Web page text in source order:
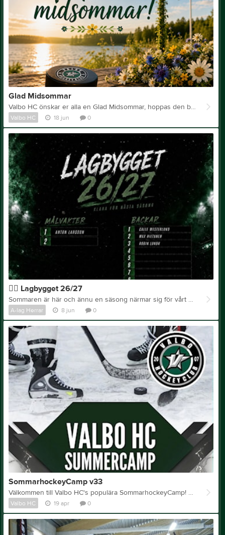
Glad Midsommar
Valbo HC önskar er alla en Glad Midsommar, hoppas den blir fylld av fint väder, skönsång och god mat. Sommarens månadsbrev har gått ut via mejl till samtliga medlemmar.
Valbo HC 18 jun 0
✍🏻 Lagbygget 26/27
Sommaren är här och ännu en säsong närmar sig för vårt A-lag. Lagbygget har sakta men säkert tagit form sedan GM/Head Coach Henrik Glaas klev in i sin roll, och arbetet inför säsongen 2026/27 fortsätter. Truppen är ännu inte helt färdig, vilket innebär att ni kan se fram emot fler förlängningar och nyförvärv som kommer att presenteras här på våra sociala kanaler under de kommande veckorna. I dagsläget har vi presenterat 1 målvakt, 3 backar och 10 forwards. Det finns fortfarande många spännande nyheter kvar att släppa kring laget – så håll utkik! 💚🤍🖤
A-lag Herrar 8 jun 0
SommarhockeyCamp v33
Välkommen till Valbo HC's populära SommarhockeyCamp! En vecka precis innan skolorna drar igång fyller vi ishallen av taggade och glada barn och ungdomar, full av hockey med fokus på glädje och gemenskap. Campen riktar sig till spelare födda 2011-2019 där träningsnivåerna är anpassade efter ålder. Alla grupper kör 2 ispass/dag, huvudtränare i samtliga grupper har utbildning och lång erfarenhet av att leda och träna lag på hög nivå. Hjälptränare på isen är föreningens egna spelare från J20 och J18. De äldsta grupperna kör 1 fysträning/dag med utbildade PT och de yngre grupperna har fysträning tillsammans med hjälpledarna på campen med fokus på kordination och lek. Teknikträning och olika föreläsningar tillsammans med externa föreläsare är också en del av veckan. För mer info och anmälan följ länken: https://camp.laget.se/ValboHC/Sommarhockeyskolan-V33
Valbo HC 19 apr 0